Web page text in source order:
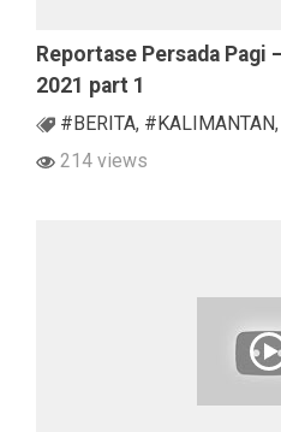
Reportase Persada Pagi
2021 part 1
#BERITA, #KALIMANTAN,
214 views